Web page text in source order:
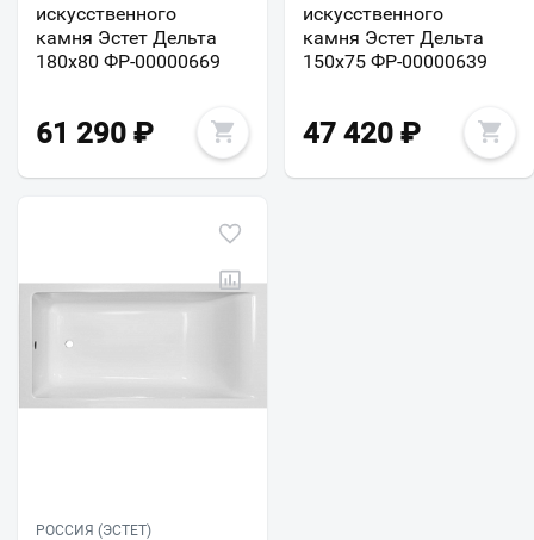
искусственного
камня Эстет Дельта
180х80 ФР-00000669
61 290 ₽
искусственного
камня Эстет Дельта
150x75 ФР-00000639
47 420 ₽
РОССИЯ (ЭСТЕТ)